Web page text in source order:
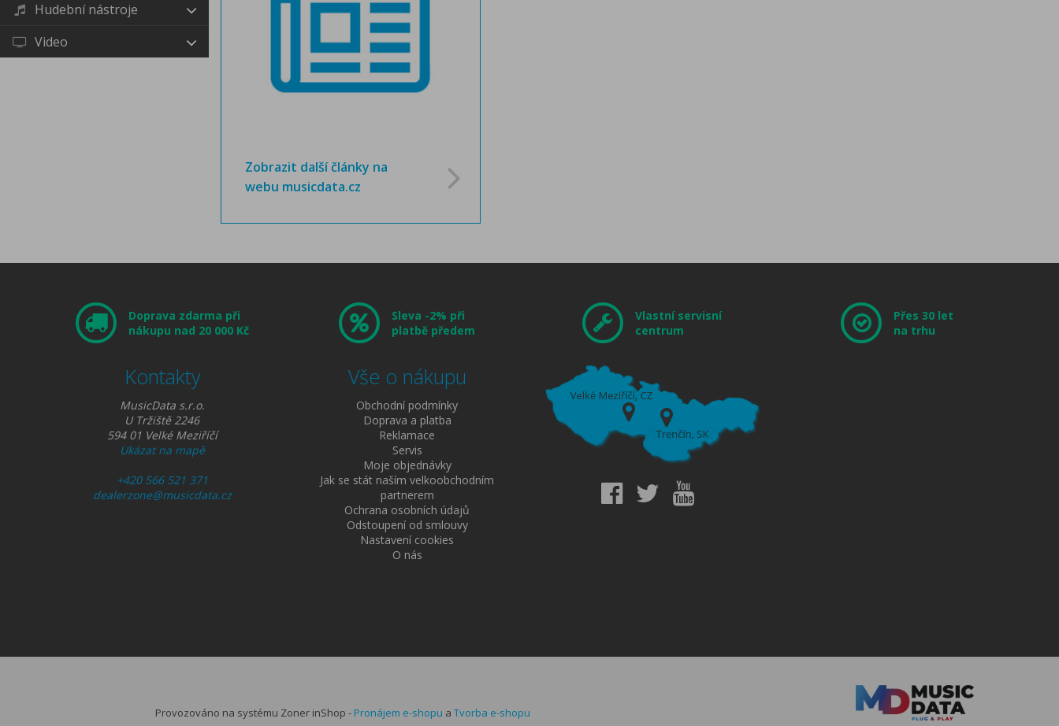
Hudební nástroje
Video
Zobrazit další články na
webu musicdata.cz
Doprava zdarma při
nákupu nad 20 000 Kč
Kontakty
MusicData s.r.o.
U Tržiště 2246
594 01 Velké Meziříčí
Ukázat na mapě
+420 566 521 371
dealerzone@musicdata.cz
Sleva -2% při
platbě předem
Vše o nákupu
Obchodní podmínky
Doprava a platba
Reklamace
Servis
Moje objednávky
Jak se stát naším velkoobchodním
partnerem
Ochrana osobních údajů
Odstoupení od smlouvy
Nastavení cookies
O nás
Vlastní servisní
centrum
Přes 30 let
na trhu
Provozováno na systému Zoner inShop - Pronájem e-shopu a Tvorba e-shopu